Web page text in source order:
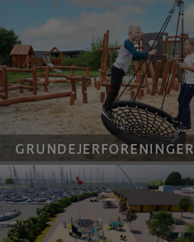
GRUNDEJERFORENINGER